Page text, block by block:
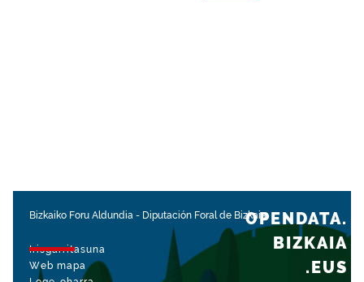
Bizkaiko Foru Aldundia - Diputación Foral de Bizkaia
Irisgarritasuna
Web mapa
OPENDATA.
BIZKAIA
.EUS